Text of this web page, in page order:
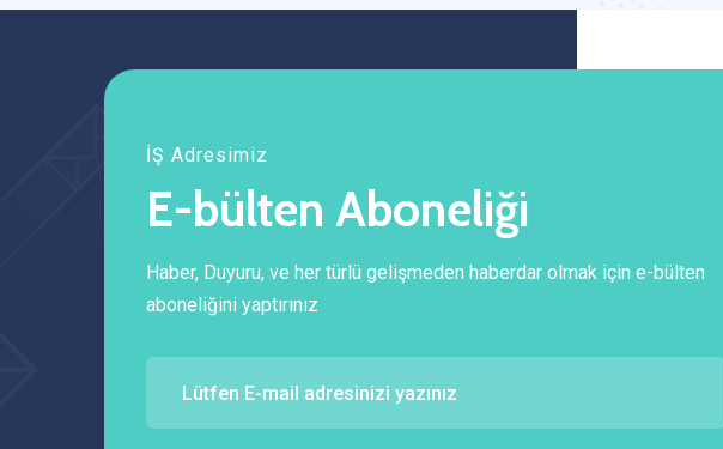
İŞ Adresimiz
E-bülten Aboneliği
Haber, Duyuru, ve her türlü gelişmeden haberdar olmak için e-bülten
aboneliğini yaptırınız